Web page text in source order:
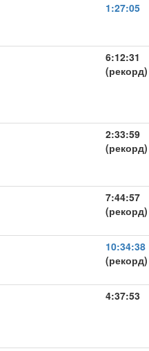
1:27:05
6:12:31
(рекорд)
2:33:59
(рекорд)
7:44:57
(рекорд)
10:34:38
(рекорд)
4:37:53